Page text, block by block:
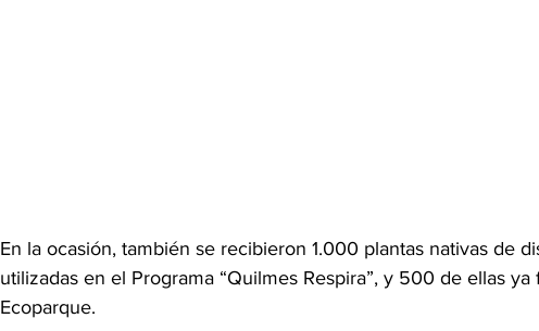
En la ocasión, también se recibieron 1.000 plantas nativas de
utilizadas en el Programa “Quilmes Respira”, y 500 de ellas
Ecoparque.